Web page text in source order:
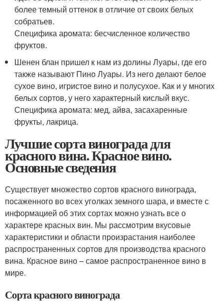
более темный оттенок в отличие от своих белых
собратьев.
Специфика аромата: бесчисленное количество
фруктов.
Шенен блан пришел к нам из долины Луары, где его
также называют Пино Луары. Из него делают белое
сухое вино, игристое вино и полусухое. Как и у многих
белых сортов, у него характерный кислый вкус.
Специфика аромата: мед, айва, засахаренные
фрукты, лакрица.
Лучшие сорта винограда для
красного вина. Красное вино.
Основные сведения
Существует множество сортов красного винограда,
посаженного во всех уголках земного шара, и вместе с
информацией об этих сортах можно узнать все о
характере красных вин. Мы рассмотрим вкусовые
характеристики и области произрастания наиболее
распространенных сортов для производства красного
вина. Красное вино – самое распространенное вино в
мире.
Сорта красного винограда